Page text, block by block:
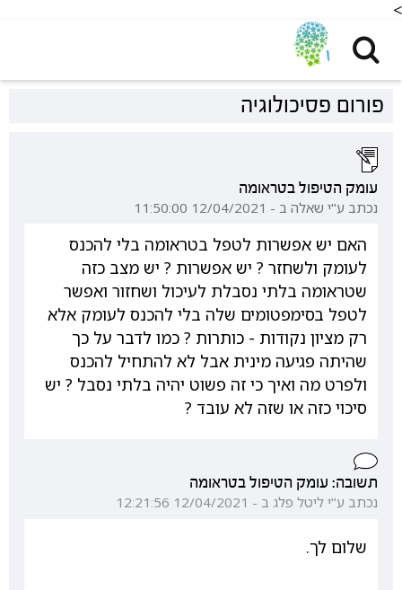
<
פורום פסיכולוגיה
עומק הטיפול בטראומה
נכתב ע"י שאלה ב - 12/04/2021 11:50:00
האם יש אפשרות לטפל בטראומה בלי להכנס
לעומק ולשחזר ? יש אפשרות ? יש מצב כזה
שטראומה בלתי נסבלת לעיכול ושחזור ואפשר
לטפל בסימפטומים שלה בלי להכנס לעומק אלא
רק מציון נקודות - כותרות ? כמו לדבר על כך
שהיתה פגיעה מינית אבל לא להתחיל להכנס
ולפרט מה ואיך כי זה פשוט יהיה בלתי נסבל ? יש
סיכוי כזה או שזה לא עובד ?
תשובה: עומק הטיפול בטראומה
נכתב ע"י ליטל פלג ב - 12/04/2021 12:21:56
שלום לך.